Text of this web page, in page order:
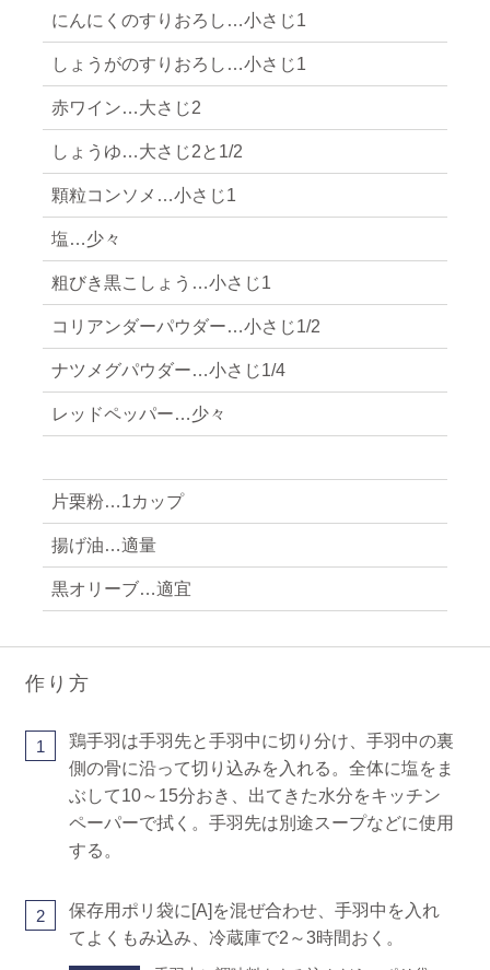
にんにくのすりおろし…小さじ1
しょうがのすりおろし…小さじ1
赤ワイン…大さじ2
しょうゆ…大さじ2と1/2
顆粒コンソメ…小さじ1
塩…少々
粗びき黒こしょう…小さじ1
コリアンダーパウダー…小さじ1/2
ナツメグパウダー…小さじ1/4
レッドペッパー…少々
片栗粉…1カップ
揚げ油…適量
黒オリーブ…適宜
作り方
1
鶏手羽は手羽先と手羽中に切り分け、手羽中の裏
側の骨に沿って切り込みを入れる。全体に塩をま
ぶして10～15分おき、出てきた水分をキッチン
ペーパーで拭く。手羽先は別途スープなどに使用
する。
2
保存用ポリ袋に[A]を混ぜ合わせ、手羽中を入れ
てよくもみ込み、冷蔵庫で2～3時間おく。